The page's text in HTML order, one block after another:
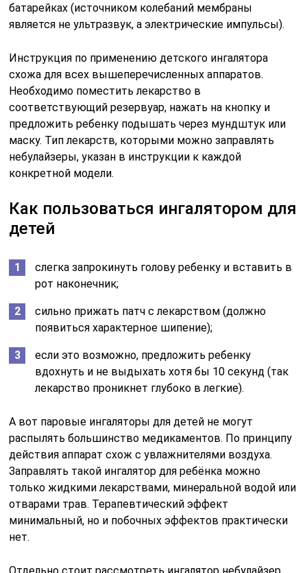
батарейках (источником колебаний мембраны
является не ультразвук, а электрические импульсы).
Инструкция по применению детского ингалятора
схожа для всех вышеперечисленных аппаратов.
Необходимо поместить лекарство в
соответствующий резервуар, нажать на кнопку и
предложить ребенку подышать через мундштук или
маску. Тип лекарств, которыми можно заправлять
небулайзеры, указан в инструкции к каждой
конкретной модели.
Как пользоваться ингалятором для
детей
слегка запрокинуть голову ребенку и вставить в
рот наконечник;
сильно прижать патч с лекарством (должно
появиться характерное шипение);
если это возможно, предложить ребенку
вдохнуть и не выдыхать хотя бы 10 секунд (так
лекарство проникнет глубоко в легкие).
А вот паровые ингаляторы для детей не могут
распылять большинство медикаментов. По принципу
действия аппарат схож с увлажнителями воздуха.
Заправлять такой ингалятор для ребёнка можно
только жидкими лекарствами, минеральной водой или
отварами трав. Терапевтический эффект
минимальный, но и побочных эффектов практически
нет.